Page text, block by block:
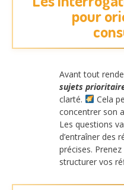
pour
Avant tout
sujets
clarté.
Cela
concentrer son
Les questions
d’entraîner des
précises.
structurer vos